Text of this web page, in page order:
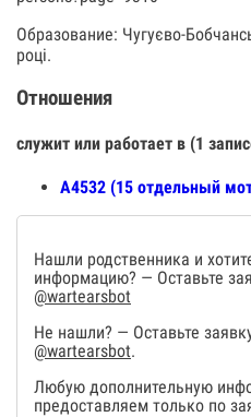
Образование: Чугуєво-
році.
Отношения
служит или работает в (1
А4532 (15 отдельный
Нашли родственника и
информацию? — Оставьте
@wartearsbot
Не нашли? — Оставьте
@wartearsbot.
Любую дополнительную
предоставляем только по